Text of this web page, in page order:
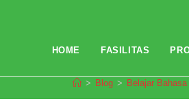
HOME FASILITAS
> Blog > Belajar